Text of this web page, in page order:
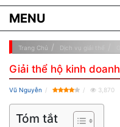
MENU
Trang Chủ Dịch vụ giải thể
Giải thể hộ kinh doanh
Vũ Nguyễn 3,870
Tóm tắt